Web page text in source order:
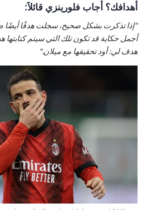
أهدافك؟ أجاب فلورينزي قائلاََ:
"إذا تذكرت بشكل صحيح، سجلت هدفًا أيضًا
أجمل حكاية قد تكون تلك التي سيتم كتابتها
هدف لي: أود تحقيقها مع ميلان."